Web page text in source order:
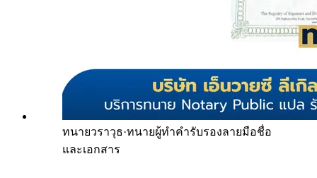
ทนายวราวุธ·ทนายผู้ทำคำรับรองลายมือชื่อ
และเอกสาร